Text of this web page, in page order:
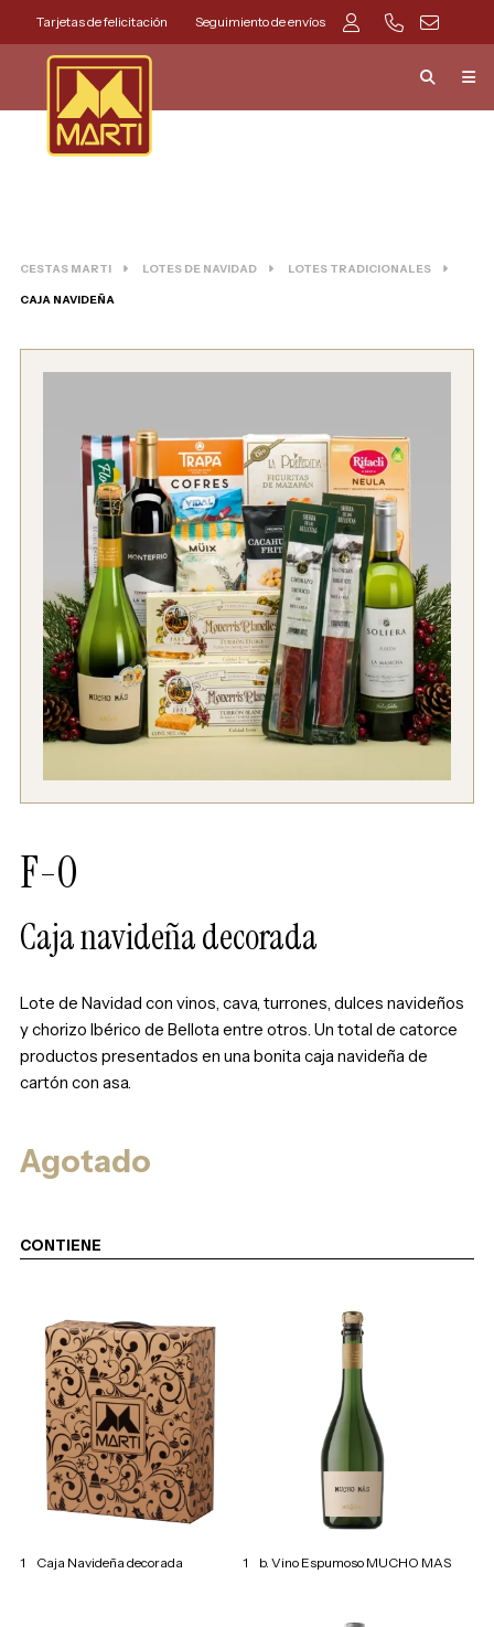
Tarjetas de felicitación Seguimiento de envíos
CESTAS MARTI LOTES DE NAVIDAD LOTES TRADICIONALES
CAJA NAVIDEÑA
F-0
Caja navideña decorada
Lote de Navidad con vinos, cava, turrones, dulces navideños
y chorizo Ibérico de Bellota entre otros. Un total de catorce
productos presentados en una bonita caja navideña de
cartón con asa.
Agotado
CONTIENE
1 Caja Navideña decorada 1 b. Vino Espumoso MUCHO MAS